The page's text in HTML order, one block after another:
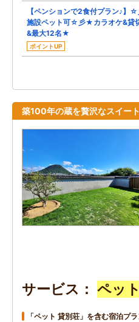
【ペンションで2食付プラン♪】
施設ペット可☆彡★カラオケ&貸
&最大12名★
ポイントUP
築100年の蔵を贅沢なスイー
サービス ペット
「ペット 貸別荘」を含む宿泊プ